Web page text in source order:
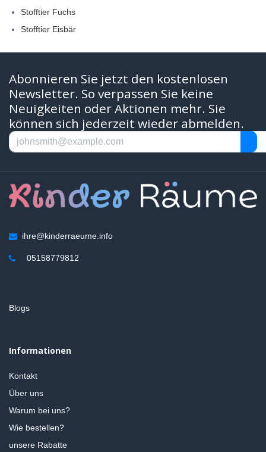
Stofftier Fuchs
Stofftier Eisbär
Abonnieren Sie jetzt den kostenlosen
Newsletter. So verpassen Sie keine
Neuigkeiten oder Aktionen mehr. Sie
können sich jederzeit wieder abmelden.
ihre@kinderraeume.info
05158779812
Blogs
Informationen
Kontakt
Über uns
Warum bei uns?
Wie bestellen?
unsere Rabatte